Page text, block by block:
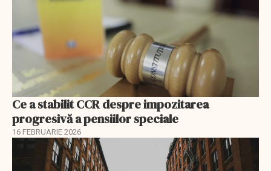
Ce a stabilit CCR despre impozitarea
progresivă a pensiilor speciale
16 FEBRUARIE 2026